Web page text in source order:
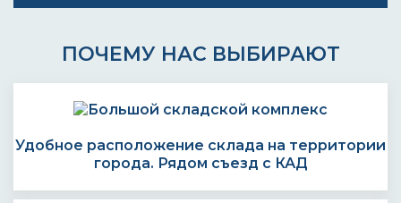
ПОЧЕМУ НАС ВЫБИРАЮТ
Удобное расположение склада на территории
города. Рядом съезд с КАД